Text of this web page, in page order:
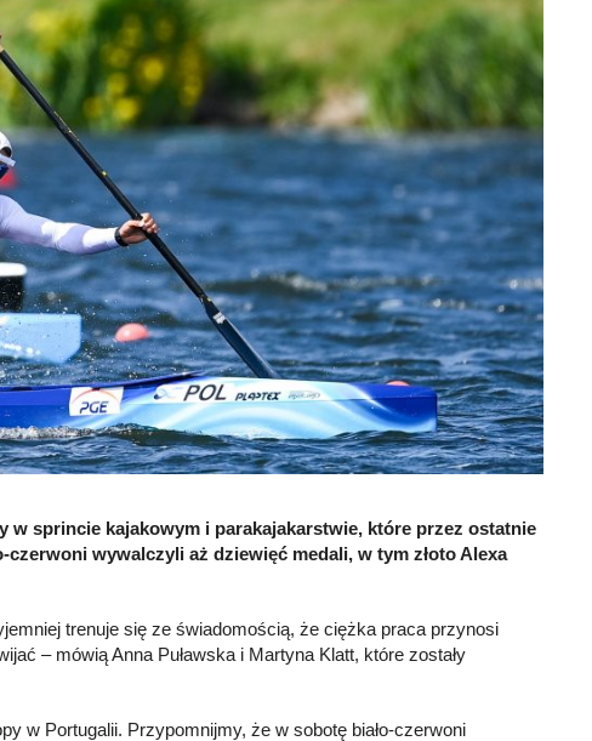
sprincie kajakowym i parakajakarstwie, które przez ostatnie
wywalczyli aż dziewięć medali, w tym złoto Alexa
trenuje się ze świadomością, że ciężka praca przynosi
– mówią Anna Puławska i Martyna Klatt, które zostały
w Portugalii. Przypomnijmy, że w sobotę biało-czerwoni